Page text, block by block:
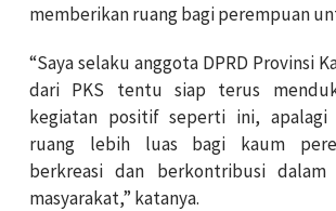
memberikan ruang bagi perempuan
“Saya selaku anggota DPRD Provinsi
dari PKS tentu siap terus
kegiatan positif seperti ini, apalagi
ruang lebih luas bagi kaum
berkreasi dan berkontribusi
masyarakat,” katanya.